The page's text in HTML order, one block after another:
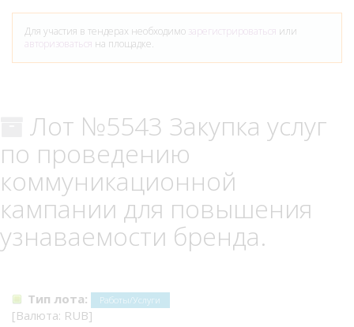
Для участия в тендерах необходимо зарегистрироваться или
авторизоваться на площадке.
Лот №5543 Закупка услуг
по проведению
коммуникационной
кампании для повышения
узнаваемости бренда.
Тип лота: Работы/Услуги
[Валюта: RUB]